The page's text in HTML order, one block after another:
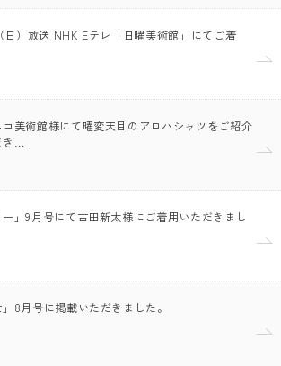
）放送 NHK Eテレ「日曜美術館」にてご着
コ美術館様にて曜変天目のアロハシャツをご紹介
き…
ー」9月号にて古田新太様にご着用いただきまし
」8月号に掲載いただきました。